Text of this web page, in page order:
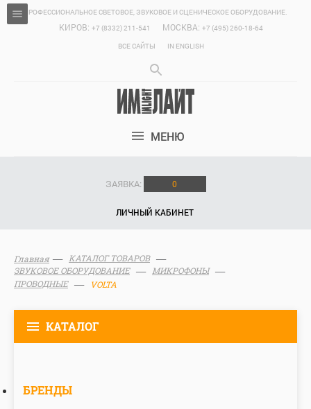
ПРОФЕССИОНАЛЬНОЕ СВЕТОВОЕ, ЗВУКОВОЕ И СЦЕНИЧЕСКОЕ ОБОРУДОВАНИЕ.
КИРОВ: +7 (8332) 211-541 МОСКВА: +7 (495) 260-18-64
ВСЕ САЙТЫ
IN ENGLISH
МЕНЮ
ЗАЯВКА: 0
ЛИЧНЫЙ КАБИНЕТ
Главная
КАТАЛОГ ТОВАРОВ
ЗВУКОВОЕ ОБОРУДОВАНИЕ
МИКРОФОНЫ
ПРОВОДНЫЕ
VOLTA
КАТАЛОГ
БРЕНДЫ